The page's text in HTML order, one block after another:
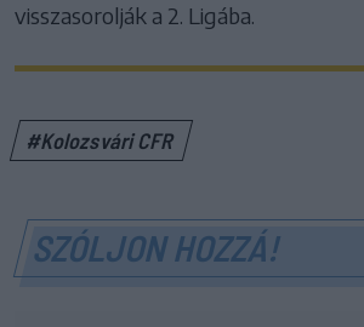
visszasorolják a 2. Ligába.
#Kolozsvári CFR
SZÓLJON HOZZÁ!